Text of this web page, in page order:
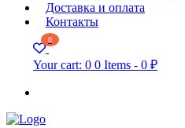
Доставка и оплата
Контакты
0
Your cart: 0 0 Items - 0 ₽